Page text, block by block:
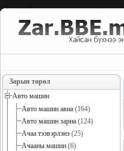
Зарын төрөл
Авто машин
Авто машин авна (164)
Авто машин зарна (124)
Ачаа тээвэрлэнэ (25)
Ачааны машин (6)